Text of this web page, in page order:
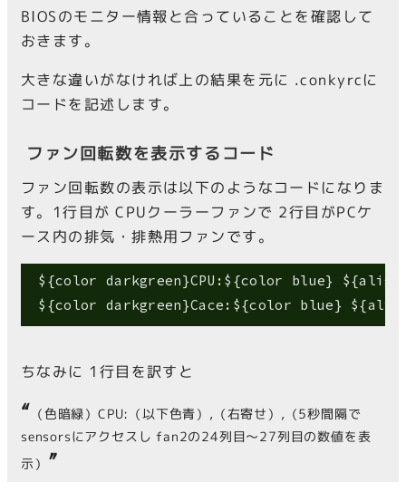
BIOSのモニター情報と合っていることを確認して
おきます。
大きな違いがなければ上の結果を元に .conkyrcに
コードを記述します。
ファン回転数を表示するコード
ファン回転数の表示は以下のようなコードになりま
す。1行目が CPUクーラーファンで 2行目がPCケ
ース内の排気・排熱用ファンです。
${color darkgreen}CPU:${color blue}
${color darkgreen}Cace:${color blue}
ちなみに 1行目を訳すと
“ （色暗緑）CPU:（以下色青）,（右寄せ）,（5秒間隔で
sensorsにアクセスし fan2の24列目～27列目の数値を表
示） ”